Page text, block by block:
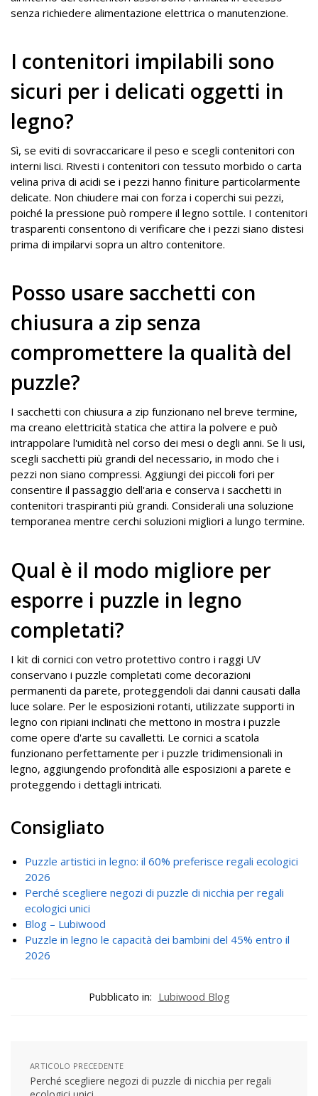
senza richiedere alimentazione elettrica o manutenzione.
I contenitori impilabili sono
sicuri per i delicati oggetti in
legno?
Sì, se eviti di sovraccaricare il peso e scegli contenitori con
interni lisci. Rivesti i contenitori con tessuto morbido o carta
velina priva di acidi se i pezzi hanno finiture particolarmente
delicate. Non chiudere mai con forza i coperchi sui pezzi,
poiché la pressione può rompere il legno sottile. I contenitori
trasparenti consentono di verificare che i pezzi siano distesi
prima di impilarvi sopra un altro contenitore.
Posso usare sacchetti con
chiusura a zip senza
compromettere la qualità del
puzzle?
I sacchetti con chiusura a zip funzionano nel breve termine,
ma creano elettricità statica che attira la polvere e può
intrappolare l'umidità nel corso dei mesi o degli anni. Se li usi,
scegli sacchetti più grandi del necessario, in modo che i
pezzi non siano compressi. Aggiungi dei piccoli fori per
consentire il passaggio dell'aria e conserva i sacchetti in
contenitori traspiranti più grandi. Considerali una soluzione
temporanea mentre cerchi soluzioni migliori a lungo termine.
Qual è il modo migliore per
esporre i puzzle in legno
completati?
I kit di cornici con vetro protettivo contro i raggi UV
conservano i puzzle completati come decorazioni
permanenti da parete, proteggendoli dai danni causati dalla
luce solare. Per le esposizioni rotanti, utilizzate supporti in
legno con ripiani inclinati che mettono in mostra i puzzle
come opere d'arte su cavalletti. Le cornici a scatola
funzionano perfettamente per i puzzle tridimensionali in
legno, aggiungendo profondità alle esposizioni a parete e
proteggendo i dettagli intricati.
Consigliato
Puzzle artistici in legno: il 60% preferisce regali ecologici
2026
Perché scegliere negozi di puzzle di nicchia per regali
ecologici unici
Blog – Lubiwood
Puzzle in legno le capacità dei bambini del 45% entro il
2026
Pubblicato in: Lubiwood Blog
ARTICOLO PRECEDENTE
Perché scegliere negozi di puzzle di nicchia per regali